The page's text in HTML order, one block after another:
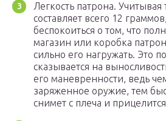
Легкость патрона. Учитывая
составляет всего 12
беспокоиться о том, что
магазин или коробка
сильно его нагружать. Это
сказывается на
его маневренности, ведь
заряженное оружие, тем
снимет с плеча и